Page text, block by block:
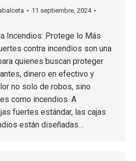
11 septiembre, 2024
Incendios: Protege lo Más
contra incendios son una
quienes buscan proteger
dinero en efectivo y
no solo de robos, sino
como incendios. A
fuertes estándar, las cajas
están diseñadas…